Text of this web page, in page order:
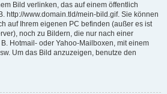
Bild verlinken, das auf einem öffentlich
http://www.domain.tld/mein-bild.gif. Sie können
auf Ihrem eigenen PC befinden (außer es ist
noch zu Bildern, die nur nach einer
Hotmail- oder Yahoo-Mailboxen, mit einem
Um das Bild anzuzeigen, benutze den